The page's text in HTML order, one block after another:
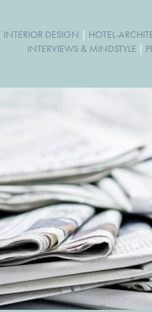
INTERIOR DESIGN | HOTEL-
INTERVIEWS & MINDSTYLE |